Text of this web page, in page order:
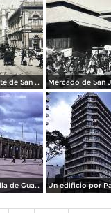
El cruzero puente de San Francisco y Guardiola por el fotografo Felix Miret.
El atrio de la Villa de Guadalupe 1950.